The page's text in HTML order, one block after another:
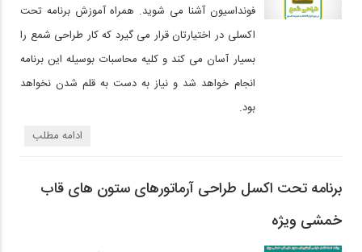
فونداسیون آشنا می شوید. همراه آموزش برنامه تحت
اکسلی در اختیارتان قرار می گیرد که کار طراحی شمع را
بسیار آسان می کند و کلیه محاسبات بوسیله این برنامه
انجام خواهد شد و نیاز به دست به قلم شدن نخواهد
بود.
ادامه مطلب
برنامه تحت اکسل طراحی آرماتورهای ستون های قاب
خمشی ویژه